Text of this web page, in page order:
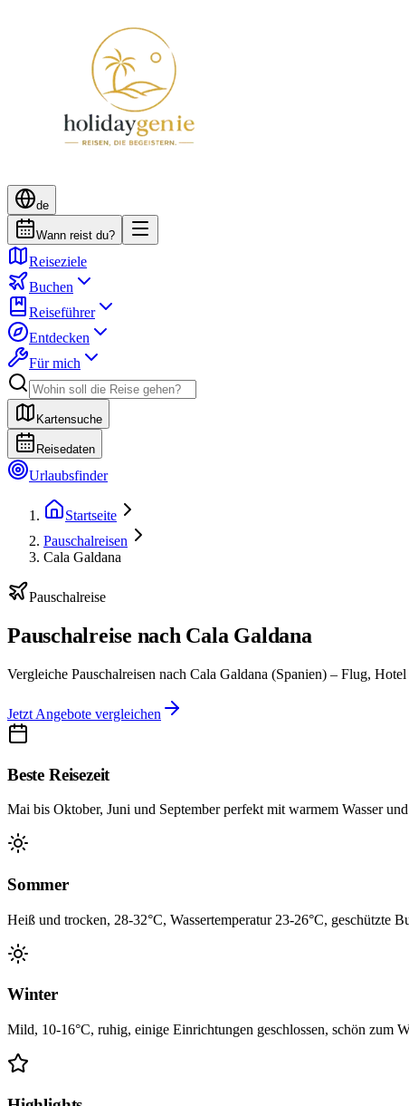
de
Wann reist du?
Reiseziele
Buchen
Reiseführer
Entdecken
Für mich
Kartensuche
Reisedaten
Urlaubsfinder
Startseite
Pauschalreisen
Cala Galdana
Pauschalreise
Pauschalreise nach Cala Galdana
Vergleiche Pauschalreisen nach Cala Galdana (Spanien) – Flug,
Jetzt Angebote vergleichen
Beste Reisezeit
Mai bis Oktober, Juni und September perfekt mit warmem Wasser
Sommer
Heiß und trocken, 28-32°C, Wassertemperatur 23-26°C, geschützte
Winter
Mild, 10-16°C, ruhig, einige Einrichtungen geschlossen, schön zum